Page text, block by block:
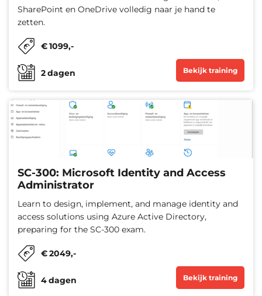
SharePoint en OneDrive volledig naar je hand te
zetten.
€1099,-
2dagen Bekijk training
SC-300: Microsoft Identity and Access
Administrator
Learn to design, implement, and manage identity and
access solutions using Azure Active Directory,
preparing for the SC-300 exam.
€2049,-
4dagen Bekijk training